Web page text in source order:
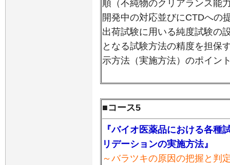
順（不純物のクリアランス能
開発中の対応並びにCTDへの
出荷試験に用いる純度試験の
となる試験方法の精度を担保
示方法（実施方法）のポイン
■コース5
『バイオ医薬品における各種
リデーションの実施方法』
～バラツキの原因の把握と判